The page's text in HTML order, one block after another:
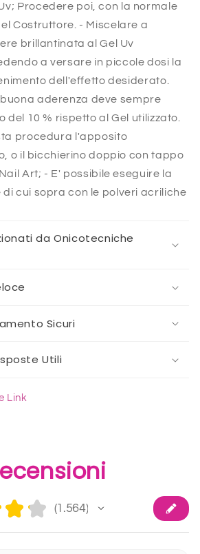
Procedere poi, con la normale
Costruttore. - Miscelare a
brillantinata al Gel Uv
a versare in piccole dosi la
dell'effetto desiderato.
aderenza deve sempre
del 10 % rispetto al Gel utilizzato.
procedura l'apposito
o il bicchierino doppio con tappo
Art; - E' possibile eseguire la
cui sopra con le polveri acriliche
da Onicotecniche
Sicuri
Utili
Link
★ ★ 1.564
1564